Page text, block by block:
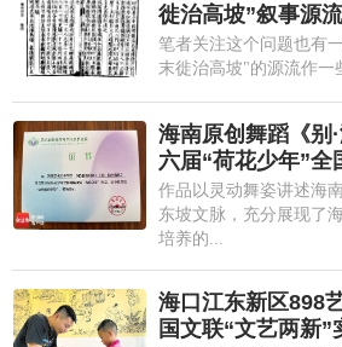
徙治高坡”叙事源
笔者关注这个问题也有
末徙治高坡"的源流作一
海南原创舞蹈《别
六届“荷花少年”全
作品以灵动舞姿讲述海
东坡文脉，充分展现了
培养的...
海口江东新区898
国文联“文艺两新”